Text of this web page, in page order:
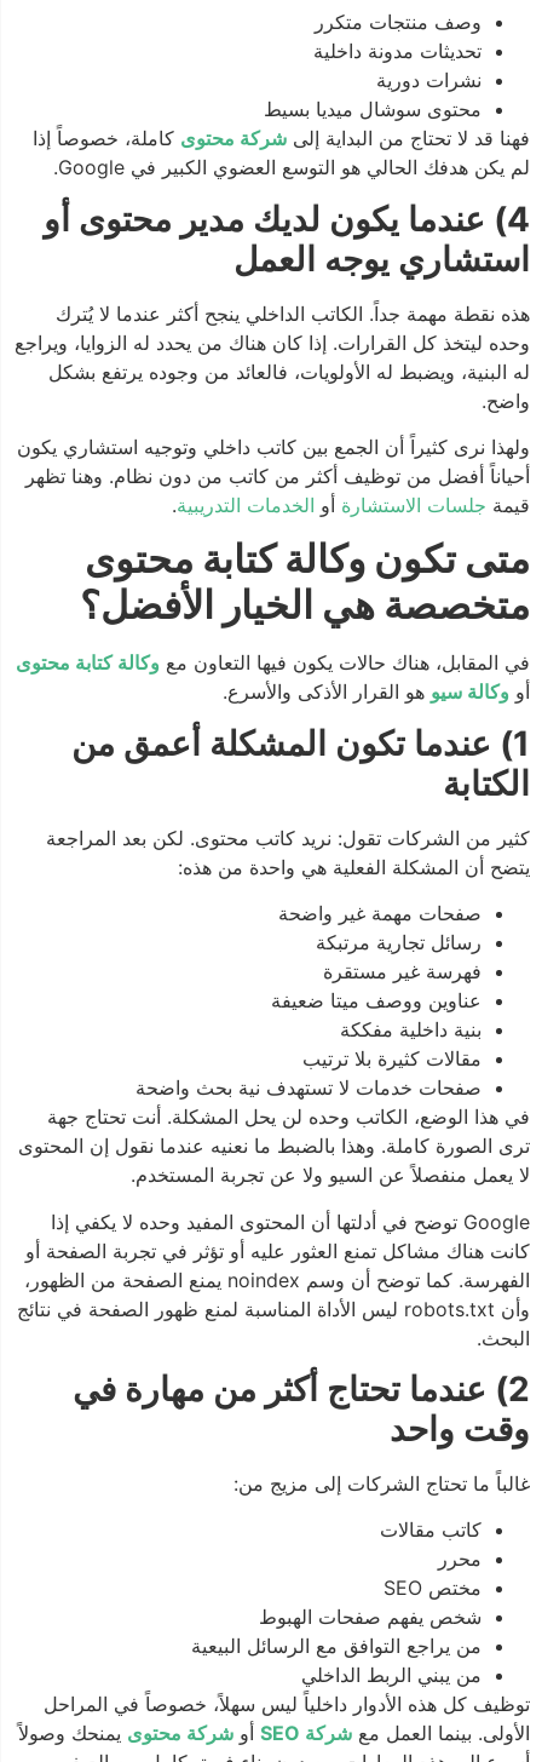
وصف منتجات متكرر
تحديثات مدونة داخلية
نشرات دورية
محتوى سوشال ميديا بسيط
فهنا قد لا تحتاج من البداية إلى
شركة محتوىكاملة، خصوصاً إذا
لم يكن هدفك الحالي هو التوسع العضوي الكبير في Google.
4) عندما يكون لديك مدير محتوى أو
استشاري يوجه العمل
هذه نقطة مهمة جداً. الكاتب الداخلي ينجح أكثر عندما لا يُترك
وحده ليتخذ كل القرارات. إذا كان هناك من يحدد له الزوايا، ويراجع
له البنية، ويضبط له الأولويات، فالعائد من وجوده يرتفع بشكل
واضح.
ولهذا نرى كثيراً أن الجمع بين كاتب داخلي وتوجيه استشاري يكون
أحياناً أفضل من توظيف أكثر من كاتب من دون نظام. وهنا تظهر
قيمة جلسات الاستشارةأو الخدمات التدريبية.
متى تكون وكالة كتابة محتوى
متخصصة هي الخيار الأفضل؟
في المقابل، هناك حالات يكون فيها التعاون مع وكالة كتابة محتوى
أو وكالة سيوهو القرار الأذكى والأسرع.
1) عندما تكون المشكلة أعمق من
الكتابة
كثير من الشركات تقول: نريد كاتب محتوى. لكن بعد المراجعة
يتضح أن المشكلة الفعلية هي واحدة من هذه:
صفحات مهمة غير واضحة
رسائل تجارية مرتبكة
فهرسة غير مستقرة
عناوين ووصف ميتا ضعيفة
بنية داخلية مفككة
مقالات كثيرة بلا ترتيب
صفحات خدمات لا تستهدف نية بحث واضحة
في هذا الوضع، الكاتب وحده لن يحل المشكلة. أنت تحتاج جهة
ترى الصورة كاملة. وهذا بالضبط ما نعنيه عندما نقول إن المحتوى
لا يعمل منفصلاً عن السيو ولا عن تجربة المستخدم.
Google توضح في أدلتها أن المحتوى المفيد وحده لا يكفي إذا
كانت هناك مشاكل تمنع العثور عليه أو تؤثر في تجربة الصفحة أو
الفهرسة. كما توضح أن وسم noindex يمنع الصفحة من الظهور،
وأن robots.txt ليس الأداة المناسبة لمنع ظهور الصفحة في نتائج
البحث.
2) عندما تحتاج أكثر من مهارة في
وقت واحد
غالباً ما تحتاج الشركات إلى مزيج من:
كاتب مقالات
محرر
مختص SEO
شخص يفهم صفحات الهبوط
من يراجع التوافق مع الرسائل البيعية
من يبني الربط الداخلي
توظيف كل هذه الأدوار داخلياً ليس سهلاً، خصوصاً في المراحل
الأولى. بينما العمل مع شركة SEO أو شركة محتوىيمنحك وصولاً